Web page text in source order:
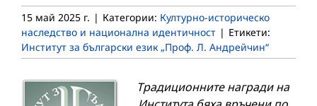
15 май 2025 г. | Категории: Културно-историческо
наследство и национална идентичност | Етикети:
Институт за български език „Проф. Л. Андрейчин“
Традиционнитенагради на